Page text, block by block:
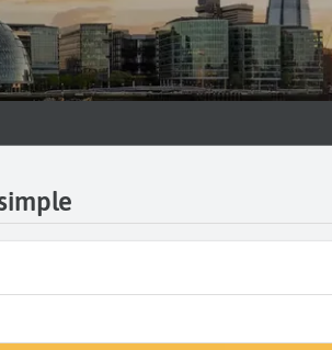
Londres (LON)